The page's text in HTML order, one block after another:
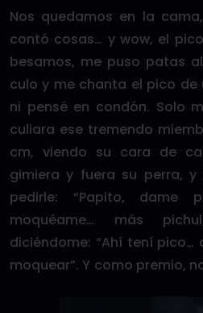
Nos quedamos en la
contó cosas… y wow, el
besamos, me puso patas
culo y me chanta el pico de
ni pensé en condón. Solo
culiara ese tremendo
cm, viendo su cara de
gimiera y fuera su perra,
pedirle: “Papito, dame
moquéame… más
diciéndome: “Ahí tení
moquear”. Y como premio,